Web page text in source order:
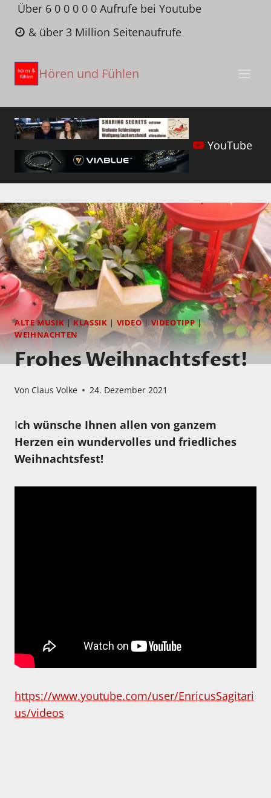
Zum
Inhalt
springen
Über 6 0 0 0 0 0 Aufrufe bei Youtube
& über 3 Million Seitenaufrufe
Hören und Fühlen
YouTube
ALTE MUSIK|KLASSIK | VIDEO|VIDEOTIPP|
WEIHNACHTEN
Frohes Weihnachtsfest!
Von Claus Volke 24. Dezember 2021
Ich wünsche Ihnen allen von ganzem
Herzen ein wundervolles und friedliches
Weihnachtsfest!
https://www.youtube.com/user/EnricusSagitari
us/videos